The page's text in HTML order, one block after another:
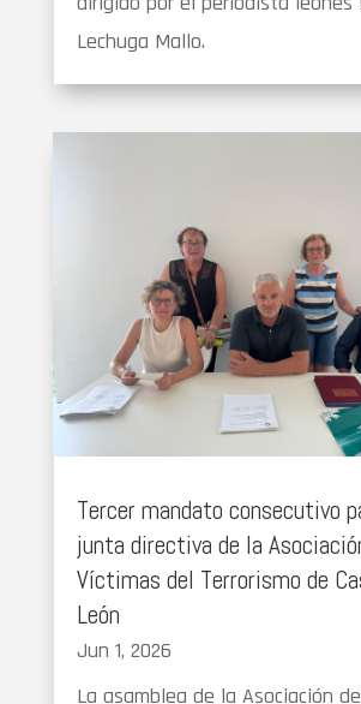
Lechuga Mallo.
Tercer mandato consecutivo
junta directiva de la
Víctimas del Terrorismo de
León
Jun 1, 2026
La asamblea de la Asociación